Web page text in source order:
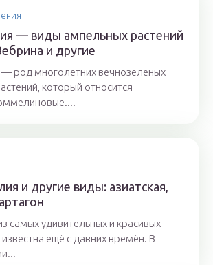
— виды ампельных растений
и другие
— род многолетних вечнозеленых
который относится
и другие виды: азиатская,
самых удивительных и красивых
ещё с давних времён. В